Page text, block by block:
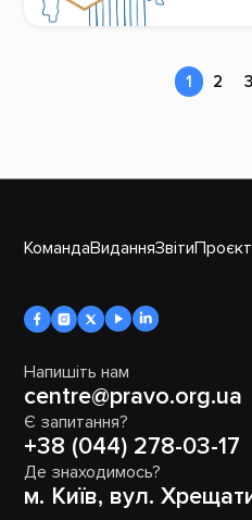
1 2 3
КомандаВиданняЗвіти
Напишіть нам
centre@pravo.org.ua
Є запитання?
+38 (044) 278-03-17
Де знаходимось?
м. Київ, вул.